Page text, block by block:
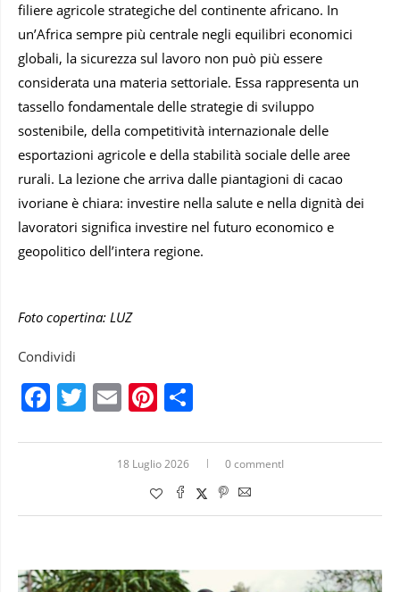
filiere agricole strategiche del continente africano. In
un’Africa sempre più centrale negli equilibri economici
globali, la sicurezza sul lavoro non può più essere
considerata una materia settoriale. Essa rappresenta un
tassello fondamentale delle strategie di sviluppo
sostenibile, della competitività internazionale delle
esportazioni agricole e della stabilità sociale delle aree
rurali. La lezione che arriva dalle piantagioni di cacao
ivoriane è chiara: investire nella salute e nella dignità dei
lavoratori significa investire nel futuro economico e
geopolitico dell’intera regione.
Foto copertina: LUZ
Condividi
Facebook
Twitter
EmailPinterest
18 Luglio 2026 0 commentI